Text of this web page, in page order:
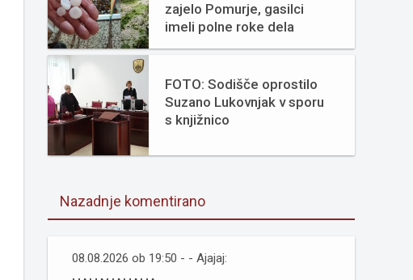
zajelo Pomurje, gasilci
imeli polne roke dela
FOTO: Sodišče oprostilo
Suzano Lukovnjak v sporu
s knjižnico
Nazadnje komentirano
08.08.2026 ob 19:50 - - Ajajaj: